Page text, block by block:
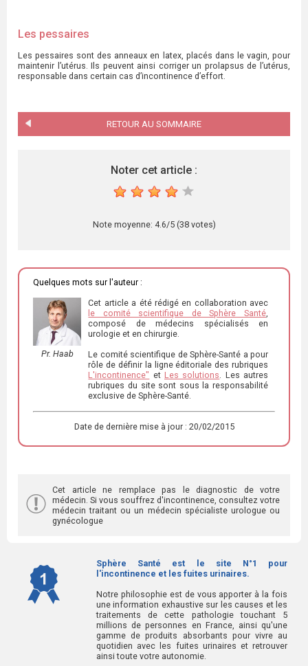
Les pessaires
Les pessaires sont des anneaux en latex, placés dans le vagin, pour
maintenir l’utérus. Ils peuvent ainsi corriger un prolapsus de l’utérus,
responsable dans certain cas d’incontinence d’effort.
RETOUR AU SOMMAIRE
Noter cet article :
1 2 3 4 5
Note moyenne: 4.6/5(38votes)
Quelques mots sur l'auteur :
Pr. Haab
Cet article a été rédigé en collaboration avec
le comité scientifique de Sphère Santé,
composé de médecins spécialisés en
urologie et en chirurgie.
Le comité scientifique de Sphère-Santé a pour
rôle de définir la ligne éditoriale des rubriques
L'incontinence" etLes solutions. Les autres
rubriques du site sont sous la responsabilité
exclusive de Sphère-Santé.
Date de dernière mise à jour : 20/02/2015
Cet article ne remplace pas le diagnostic de votre
médecin. Si vous souffrez d'incontinence, consultez votre
médecin traitant ou un médecin spécialiste urologue ou
gynécologue
Sphère Santé est le site N°1 pour
l'incontinence et les fuites urinaires.
Notre philosophie est de vous apporter à la fois
une information exhaustive sur les causes et les
traitements de cette pathologie touchant 5
millions de personnes en France, ainsi qu'une
gamme de produits absorbants pour vivre au
quotidien avec les fuites urinaires et retrouver
ainsi toute votre autonomie.